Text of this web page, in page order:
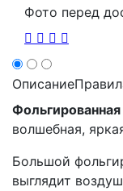
Фото перед
Описание
волшебная,
Большой
выглядит